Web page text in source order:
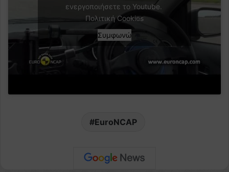
ενεργοποιήσετε το Youtube.
Πολιτική Cookies
Συμφωνώ
EuroNCAP